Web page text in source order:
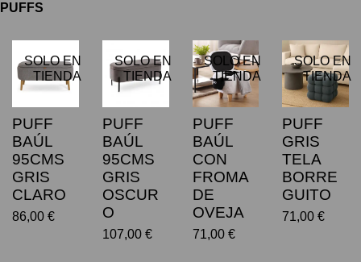
PUFFS
SOLO EN
TIENDA
PUFF
BAÚL
95CMS
GRIS
CLARO
86,00 €
SOLO EN
TIENDA
PUFF
BAÚL
95CMS
GRIS
OSCUR
O
107,00 €
SOLO EN
TIENDA
PUFF
BAÚL
CON
FROMA
DE
OVEJA
71,00 €
SOLO EN
TIENDA
PUFF
GRIS
TELA
BORRE
GUITO
71,00 €